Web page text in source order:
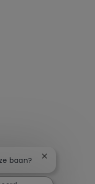
baan? Chatbot-